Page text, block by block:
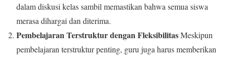
dalam diskusi kelas sambil memastikan bahwa semua siswa
merasa dihargai dan diterima.
Pembelajaran Terstruktur dengan FleksibilitasMeskipun
pembelajaran terstruktur penting, guru juga harus memberikan